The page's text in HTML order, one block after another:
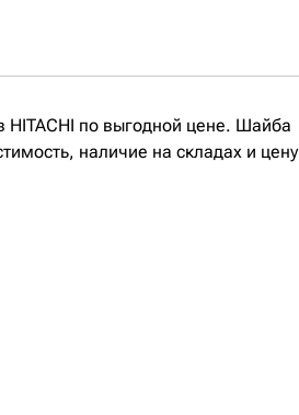
HITACHI по выгодной цене. Шайба
наличие на складах и цену